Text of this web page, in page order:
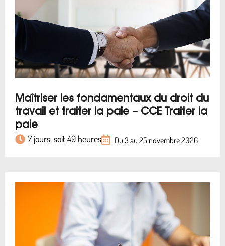
Maîtriser les fondamentaux du droit du
travail et traiter la paie – CCE Traiter la
paie
7 jours, soit 49 heures Du 3 au 25 novembre 2026